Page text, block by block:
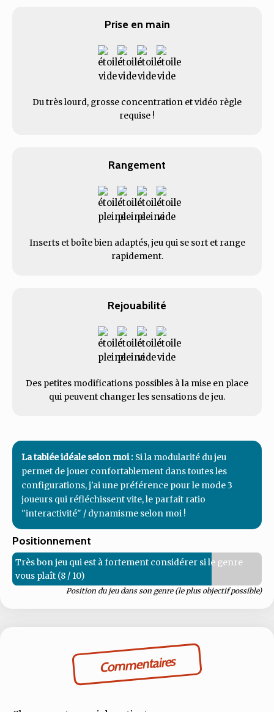
Prise en main
Du très lourd, grosse concentration et vidéo règle
requise !
Rangement
Inserts et boîte bien adaptés, jeu qui se sort et range
rapidement.
Rejouabilité
Des petites modifications possibles à la mise en place
qui peuvent changer les sensations de jeu.
La tablée idéale selon moi : Si la modularité du jeu
permet de jouer confortablement dans toutes les
configurations, j'ai une préférence pour le mode 3
joueurs qui réfléchissent vite, le parfait ratio
"interactivité" / dynamisme selon moi !
Positionnement
Très bon jeu qui est à fortement considérer si le genre
vous plaît (8 / 10)
Position du jeu dans son genre (le plus objectif possible)
Commentaires